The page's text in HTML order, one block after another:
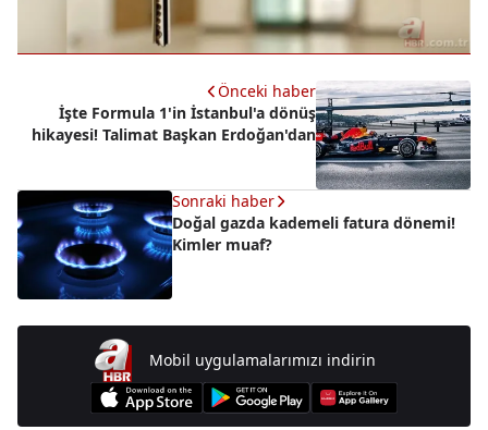
Önceki haber
İşte Formula 1'in İstanbul'a dönüş
hikayesi! Talimat Başkan Erdoğan'dan
Sonraki haber
Doğal gazda kademeli fatura dönemi!
Kimler muaf?
Mobil uygulamalarımızı indirin